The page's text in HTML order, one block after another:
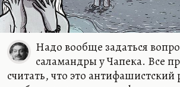
Надо вообще задаться
саламандры у Чапека. Все
считать, что это